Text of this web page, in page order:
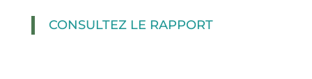
CONSULTEZ LE RAPPORT